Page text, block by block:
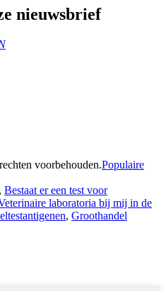
nieuwsbrief
voorbehouden.Populaire
, Bestaat er een test voor
laboratoria bij mij in de
, Groothandel